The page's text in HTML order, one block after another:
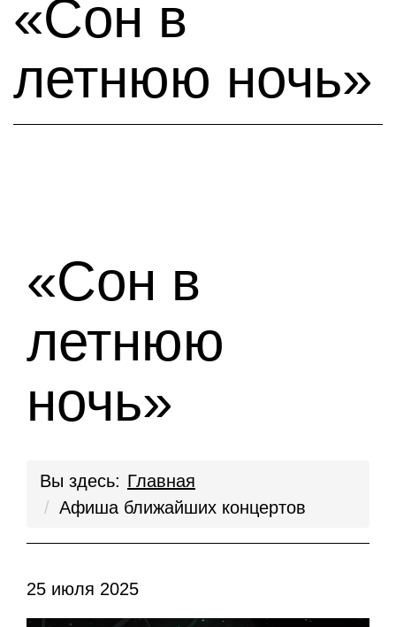
«Сон в
летнюю ночь»
«Сон в
летнюю
ночь»
Вы здесь: Главная
Афиша ближайших концертов
25 июля 2025